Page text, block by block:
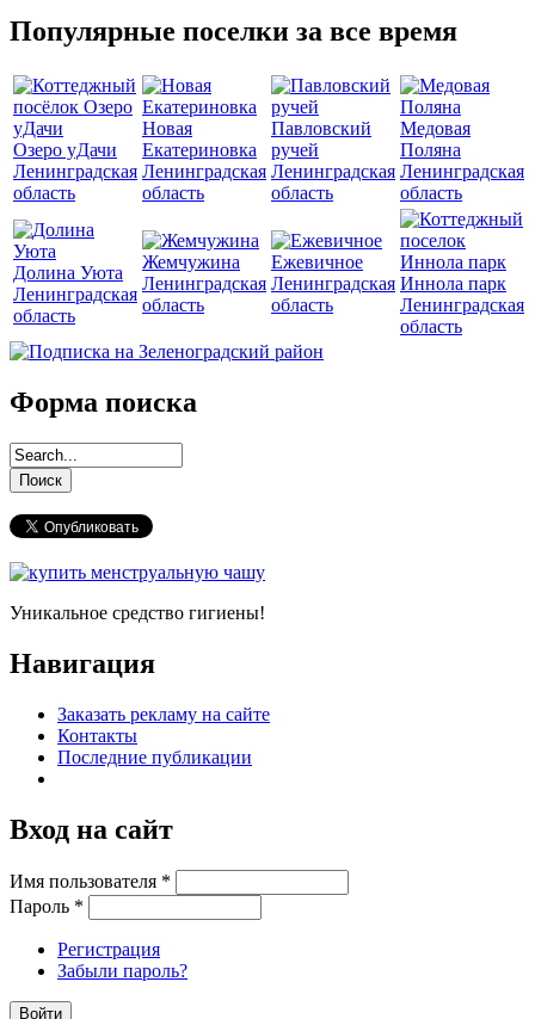
Популярные поселки за все время
Озеро уДачи
Ленинградская
область
Новая
Екатериновка
Ленинградская
область
Павловский
ручей
Ленинградская
область
Медовая
Поляна
Ленинградская
область
Долина Уюта
Ленинградская
область
Жемчужина
Ленинградская
область
Ежевичное
Ленинградская
область
Иннола парк
Ленинградская
область
Форма поиска
Уникальное средство гигиены!
Навигация
Заказать рекламу на сайте
Контакты
Последние публикации
Вход на сайт
Имя пользователя *
Пароль *
Регистрация
Забыли пароль?